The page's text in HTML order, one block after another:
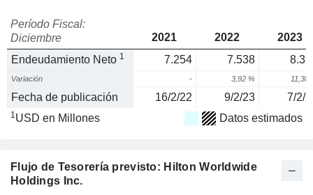
Período Fiscal:
Diciembre
2021 2022
2023
Endeudamiento Neto 1 7.254 7.538
Variación - 3,92 % 11,38
Fecha de publicación 16/2/22 9/2/23 7/2/
1USD en Millones Datos estimados
Flujo de Tesorería previsto: Hilton Worldwide
Holdings Inc.